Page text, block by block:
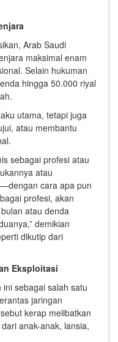
Arab Saudi
maksimal enam
Selain hukuman
hingga 50.000 riyal
utama, tetapi juga
atau membantu
sebagai profesi atau
atau
cara apa pun
profesi, akan
atau denda
demikian
dikutip dari
Eksploitasi
sebagai salah satu
jaringan
kerap melibatkan
anak-anak, lansia,